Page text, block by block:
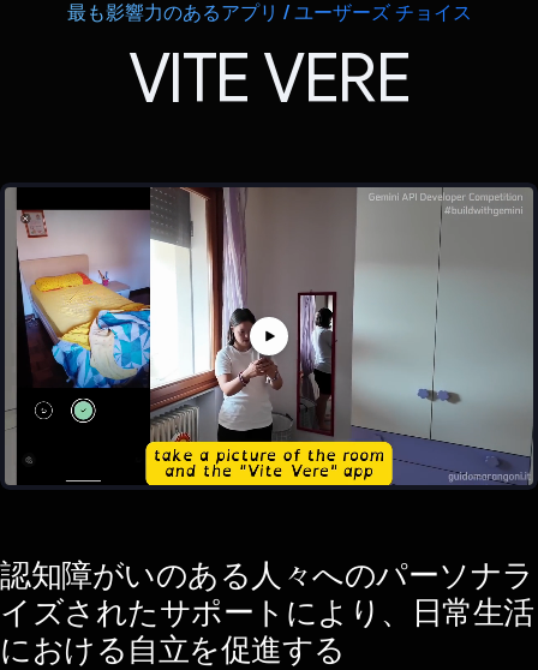
最も影響力のあるアプリ / ユーザーズ チョイス
VITE VERE
認知障がいのある人々へのパーソナラ
イズされたサポートにより、日常生活
における自立を促進する